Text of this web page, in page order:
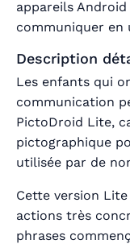
appareils
communiquer en
Description
Les enfants qui
communication
PictoDroid Lite,
pictographique
utilisée par de
Cette version
actions très
phrases